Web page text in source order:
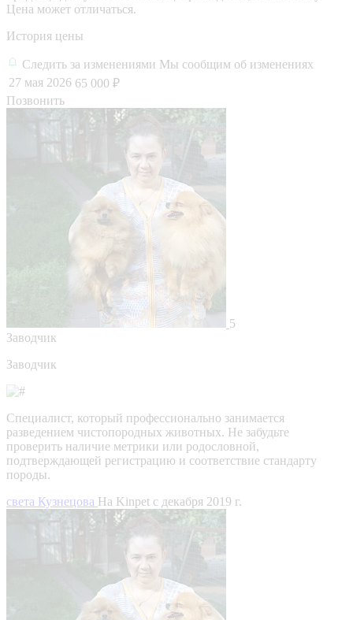
Цена может отличаться.
История цены
Следить за изменениями Мы сообщим об изменениях
27 мая 2026 65 000 ₽
Позвонить
5
Заводчик
Заводчик
Специалист, который профессионально занимается
разведением чистопородных животных. Не забудьте
проверить наличие метрики или родословной,
подтверждающей регистрацию и соответствие стандарту
породы.
света Кузнецова На Kinpet c декабря 2019 г.